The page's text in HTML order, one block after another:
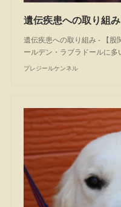
遺伝疾患への取り組み
遺伝疾患への取り組み - 【股
ールデン・ラブラドールに
プレジールケンネル